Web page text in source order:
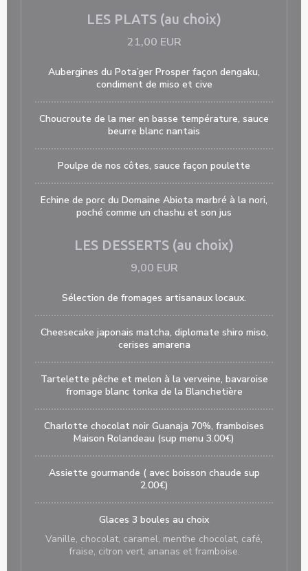
LES PLATS (au choix)
21,00 EUR
Aubergines du Pota’ger Prosper façon dengaku,
condiment de miso et cive
Choucroute de la mer en basse température, sauce
beurre blanc nantais
Poulpe de nos côtes, sauce façon poulette
Echine de porc du Domaine Abiota marbré à la nori,
poché comme un chashu et son jus
LES DESSERTS (au choix)
9,00 EUR
Sélection de fromages artisanaux locaux.
Cheesecake japonais matcha, diplomate shiro miso,
cerises amarena
Tartelette pêche et melon à la verveine, bavaroise
fromage blanc tonka de la Blanchetière
Charlotte chocolat noir Guanaja 70%, framboises
Maison Rolandeau (sup menu 3.00€)
Assiette gourmande ( avec boisson chaude sup
2.00€)
Glaces 3 boules au choix
Vanille, chocolat, caramel, menthe chocolat, café,
fraise, citron vert, ananas et framboise.